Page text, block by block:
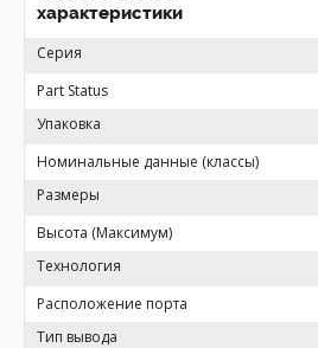
характеристики
Серия
Part Status
Упаковка
Номинальные данные (классы)
Размеры
Высота (Максимум)
Технология
Расположение порта
Тип вывода